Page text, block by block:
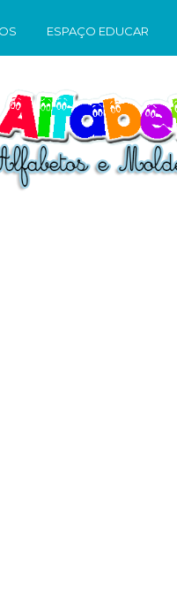
ESPAÇO EDUCAR